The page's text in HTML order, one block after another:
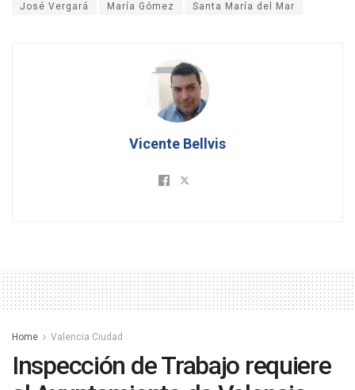
José Vergará María Gómez Santa María del Mar
Vicente Bellvis
Home Valencia Ciudad
Inspección de Trabajo requiere